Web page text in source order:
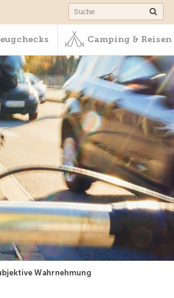
& Fahrzeugchecks Camping & Reisen
Camping & Reisen
Wahrnehmung